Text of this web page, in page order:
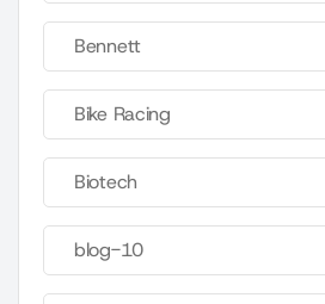
Bennett
Bike Racing
Biotech
blog-10